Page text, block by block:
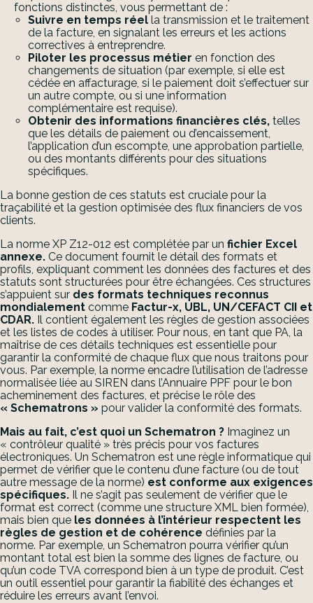
fonctions distinctes, vous permettant de :
Suivre en temps réel la transmission et le traitement
de la facture, en signalant les erreurs et les actions
correctives à entreprendre.
Piloter les processus métier en fonction des
changements de situation (par exemple, si elle est
cédée en affacturage, si le paiement doit s’effectuer sur
un autre compte, ou si une information
complémentaire est requise).
Obtenir des informations financières clés, telles
que les détails de paiement ou d’encaissement,
l’application d’un escompte, une approbation partielle,
ou des montants différents pour des situations
spécifiques.
La bonne gestion de ces statuts est cruciale pour la
traçabilité et la gestion optimisée des flux financiers de vos
clients.
La norme XP Z12-012 est complétée par un fichier Excel
annexe. Ce document fournit le détail des formats et
profils, expliquant comment les données des factures et des
statuts sont structurées pour être échangées. Ces structures
s’appuient sur des formats techniques reconnus
mondialement comme Factur-x, UBL, UN/CEFACT CII et
CDAR. Il contient également les règles de gestion associées
et les listes de codes à utiliser. Pour nous, en tant que PA, la
maîtrise de ces détails techniques est essentielle pour
garantir la conformité de chaque flux que nous traitons pour
vous. Par exemple, la norme encadre l’utilisation de l’adresse
normalisée liée au SIREN dans l’Annuaire PPF pour le bon
acheminement des factures, et précise le rôle des
« Schematrons » pour valider la conformité des formats.
Mais au fait, c’est quoi un Schematron ? Imaginez un
« contrôleur qualité » très précis pour vos factures
électroniques. Un Schematron est une règle informatique qui
permet de vérifier que le contenu d’une facture (ou de tout
autre message de la norme) est conforme aux exigences
spécifiques. Il ne s’agit pas seulement de vérifier que le
format est correct (comme une structure XML bien formée),
mais bien que les données à l’intérieur respectent les
règles de gestion et de cohérence définies par la
norme. Par exemple, un Schematron pourra vérifier qu’un
montant total est bien la somme des lignes de facture, ou
qu’un code TVA correspond bien à un type de produit. C’est
un outil essentiel pour garantir la fiabilité des échanges et
réduire les erreurs avant l’envoi.